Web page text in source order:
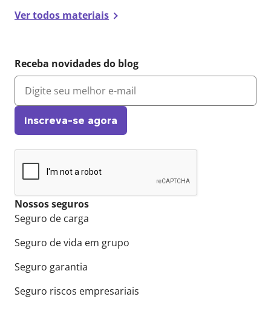
Nossos seguros
Seguro de carga
Seguro de vida em grupo
Seguro garantia
Seguro riscos empresariais
Ver todos materiais
Receba novidades do blog
Inscreva-se agora